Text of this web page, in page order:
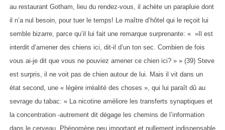
au restaurant Gotham, lieu du rendez-vous, il achète un parapluie dont
il n’a nul besoin, pour tuer le temps! Le maître d’hôtel qui le reçoit lui
semble bizarre, parce qu’il lui fait une remarque surprenante: « »Il est
interdit d’amener des chiens ici, dit-il d’un ton sec. Combien de fois
vous ai-je dit que vous ne pouviez amener ce chien ici? » » (39) Steve
est surpris, il ne voit pas de chien autour de lui. Mais il vit dans un
état second, une « légère irréalité des choses », qui lui paraît dû au
sevrage du tabac: « La nicotine améliore les transferts synaptiques et
la concentration -autrement dit dégage les chemins de l’information
dans le cerveau. Phénomène peu important et nullement indispensable